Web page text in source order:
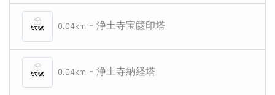
0.04km - 浄土寺宝篋印塔
0.04km - 浄土寺納経塔